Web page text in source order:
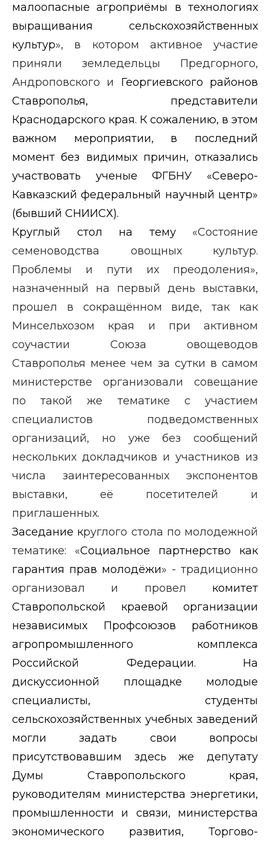
малоопасные агроприёмы в технологиях
выращивания сельскохозяйственных
культур», в котором активное участие
приняли земледельцы Предгорного,
Андроповского и Георгиевского районов
Ставрополья, представители
Краснодарского края. К сожалению, в этом
важном мероприятии, в последний
момент без видимых причин, отказались
участвовать ученые ФГБНУ «Северо-
Кавказский федеральный научный центр»
(бывший СНИИСХ).
Круглый стол на тему «Состояние
семеноводства овощных культур.
Проблемы и пути их преодоления»,
назначенный на первый день выставки,
прошел в сокращённом виде, так как
Минсельхозом края и при активном
соучастии Союза овощеводов
Ставрополья менее чем за сутки в самом
министерстве
организовали совещание
по такой же тематике с участием
специалистов подведомственных
организаций, но ужебез сообщений
нескольких докладчиков и участников из
числа заинтересованных экспонентов
выставки, её посетителей и
приглашенных.
Заседание круглого стола по молодежной
тематике: «Социальное партнерство как
гарантия прав молодёжи» - традиционно
организовал и провел комитет
Ставропольской краевой организации
независимых Профсоюзов работников
агропромышленного комплекса
Российской Федерации. На
дискуссионной площадке молодые
специалисты, студенты
сельскохозяйственных учебных заведений
могли задать свои вопросы
присутствовавшим здесь же депутату
Думы Ставропольского края,
руководителям министерства энергетики,
промышленности и связи, министерства
экономического развития, Торгово-